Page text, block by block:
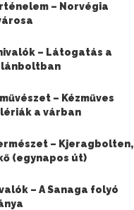
– Norvégia
– Látogatás a
– Kézműves
a várban
– Kjeragbolten,
(egynapos út)
– A Sanaga folyó